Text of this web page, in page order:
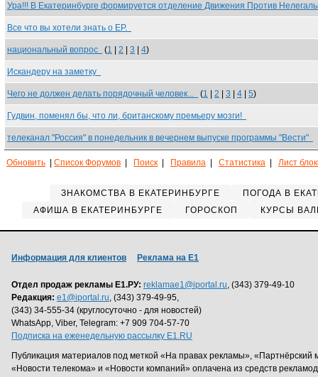
Ура!!! В Екатеринбурге формируется отделение Движения Против
Все что вы хотели знать о ЕР.
национальный вопрос (1 2 3 4)
Искандеру на заметку
Чего не должен делать порядочный человек... (1 2 3 4 5)
Гудвин, поменял бы, что ли, британскому премьеру мозги!
телеканал "Россия" в понедельник в вечернем выпуске программы "Вести"
Обновить Список Форумов Поиск Правила Статистика Лист
ЗНАКОМСТВА В ЕКАТЕРИНБУРГЕ ПОГОДА В
АФИША В ЕКАТЕРИНБУРГЕ
ГОРОСКОП КУРСЫ
Информация для клиентов Реклама на Е1
Отдел продаж рекламы Е1.РУ: reklamae1@iportal.ru, (343) 379-49-10
Редакция: e1@iportal.ru, (343) 379-49-95,
(343) 34-555-34 (круглосуточно - для новостей)
WhatsApp, Viber, Telegram: +7 909 704-57-70
Подписка на еженедельную рассылку E1.RU
Публикация материалов под меткой «На правах рекламы», «Партнёрский
«Новости телекома» и «Новости компаний» оплачена из средств